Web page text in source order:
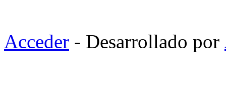
Acceder - Desarrollado por